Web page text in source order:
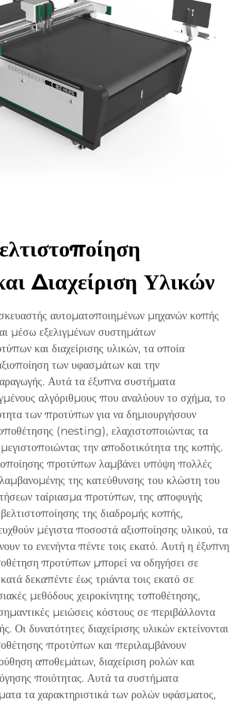
Διαχείριση Υλικών
αυτοματοποιημένων μηχανών κοπής
μέσω εξελιγμένων συστημάτων
και διαχείρισης υλικών, τα οποία
των υφασμάτων και την
Αυτά τα έξυπνα συστήματα
αλγόριθμους που αναλύουν το σχήμα, το
των προτύπων για να δημιουργήσουν
(nesting), ελαχιστοποιώντας τα
την αποδοτικότητα της κοπής.
προτύπων λαμβάνει υπόψη πολλές
της κατεύθυνσης του κλώστη του
ταίριασμα προτύπων, της αποφυγής
της διαδρομής κοπής,
μέγιστα ποσοστά αξιοποίησης υλικού, τα
το ενενήντα πέντε τοις εκατό. Αυτή η έξυπνη
προτύπων μπορεί να οδηγήσει σε
δεκαπέντε έως τριάντα τοις εκατό σε
μεθόδους χειροκίνητης τοποθέτησης,
μειώσεις κόστους σε περιβάλλοντα
Οι δυνατότητες διαχείρισης υλικών εκτείνονται
προτύπων και περιλαμβάνουν
αποθεμάτων, διαχείριση ρολών και
ποιότητας. Αυτά τα συστήματα
τα χαρακτηριστικά των ρολών υφάσματος,